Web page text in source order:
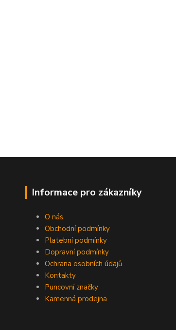
Informace pro zákazníky
O nás
Obchodní podmínky
Platební podmínky
Dopravní podmínky
Ochrana osobních údajů
Kontakty
Puncovní značky
Kamenná prodejna